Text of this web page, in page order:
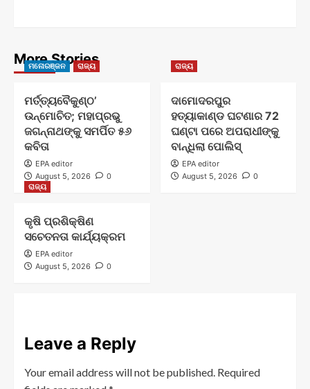
More Stories
ମନୋରଞ୍ଜନ ରାଜ୍ୟ
ମର୍ତ୍ତ୍ୟବୈକୁଣ୍ଠ’
ଉନ୍ମୋଚିତ; ମହାପ୍ରଭୁ
ଜଗନ୍ନାଥଙ୍କୁ ସମର୍ପିତ ୫୬
କବିତା
EPA editor
August 5, 2026
0
ରାଜ୍ୟ
ଦାମୋଦରପୁର
ହତ୍ୟାକାଣ୍ଡ ଘଟଣାର 72
ଘଣ୍ଟା ପରେ ଅପରାଧୀଙ୍କୁ
ବାନ୍ଧିଲା ପୋଲିସ୍
EPA editor
August 5, 2026
0
ରାଜ୍ୟ
କୃଷି ପ୍ରଶିକ୍ଷିଣ
ସଚେତନତା କାର୍ଯ୍ୟକ୍ରମ
EPA editor
August 5, 2026
0
Leave a Reply
Your email address will not be published. Required